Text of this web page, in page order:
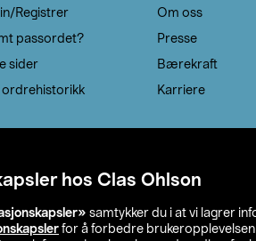
hos Clas Ohlson
samtykker du i at vi lagrer
for å forbedre
Registrer
passordet?
sider
ordrehistorikk
Om oss
Presse
Bærekraft
Karriere